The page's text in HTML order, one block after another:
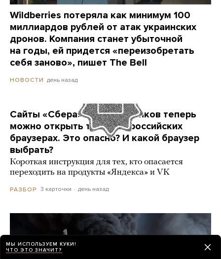
Wildberries потеряла как минимум 100
миллиардов рублей от атак украинских
дронов. Компания станет убыточной
на годы, ей придется «переизобретать
себя заново», пишет The Bell
НОВОСТИ день назад
Сайты «Сбера» и других банков теперь
можно открыть только в российских
браузерах. Это опасно? И какой браузер
выбрать?
Короткая инструкция для тех, кто опасается
переходить на продукты «Яндекса» и VK
РАЗБОР 3 карточки день назад
МЫ ИСПОЛЬЗУЕМ КУКИ!
ЧТО ЭТО ЗНАЧИТ?